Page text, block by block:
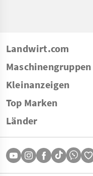
Landwirt.com
Maschinengruppen
Kleinanzeigen
Top Marken
Länder